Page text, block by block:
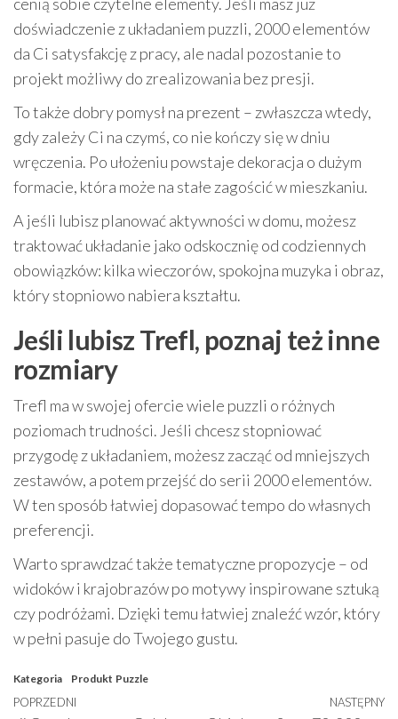
doświadczenie z układaniem puzzli, 2000 elementów
da Ci satysfakcję z pracy, ale nadal pozostanie to
projekt możliwy do zrealizowania bez presji.
To także dobry pomysł na prezent – zwłaszcza wtedy,
gdy zależy Ci na czymś, co nie kończy się w dniu
wręczenia. Po ułożeniu powstaje dekoracja o dużym
formacie, która może na stałe zagościć w mieszkaniu.
A jeśli lubisz planować aktywności w domu, możesz
traktować układanie jako odskocznię od codziennych
obowiązków: kilka wieczorów, spokojna muzyka i obraz,
który stopniowo nabiera kształtu.
Jeśli lubisz Trefl, poznaj też inne
rozmiary
Trefl ma w swojej ofercie wiele puzzli o różnych
poziomach trudności. Jeśli chcesz stopniować
przygodę z układaniem, możesz zacząć od mniejszych
zestawów, a potem przejść do serii 2000 elementów.
W ten sposób łatwiej dopasować tempo do własnych
preferencji.
Warto sprawdzać także tematyczne propozycje – od
widoków i krajobrazów po motywy inspirowane sztuką
czy podróżami. Dzięki temu łatwiej znaleźć wzór, który
w pełni pasuje do Twojego gustu.
Kategoria Produkt Puzzle
Nawigacja
Poprzedni
POPRZEDNI NASTĘPNY